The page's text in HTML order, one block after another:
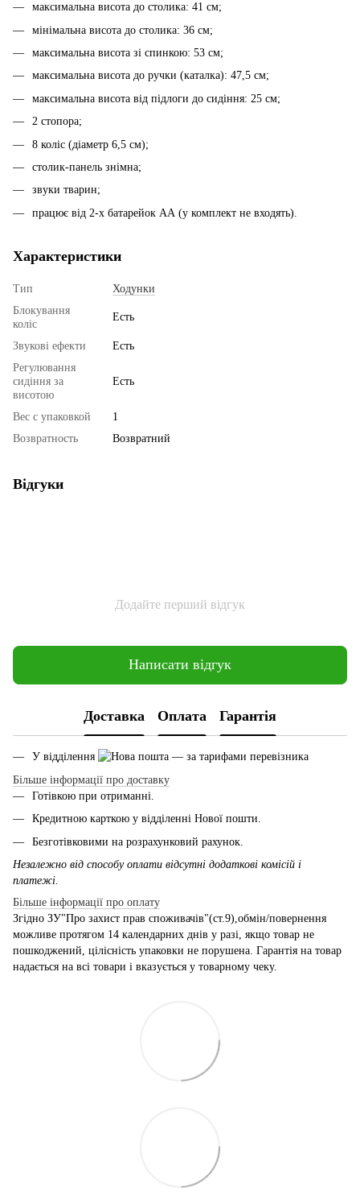
максимальна висота до столика: 41 см;
мінімальна висота до столика: 36 см;
максимальна висота зі спинкою: 53 см;
максимальна висота до ручки (каталка): 47,5 см;
максимальна висота від підлоги до сидіння: 25 см;
2 стопора;
8 коліс (діаметр 6,5 см);
столик-панель знімна;
звуки тварин;
працює від 2-х батарейок АА (у комплект не входять).
Характеристики
Тип
Ходунки
Блокування
коліс
Есть
Звукові ефекти
Есть
Регулювання
сидіння за
висотою
Есть
Вес с упаковкой
1
Возвратность
Возвратний
Відгуки
Додайте перший відгук
Написати відгук
Доставка Оплата Гарантія
У відділення
— за тарифами перевізника
Більше інформації про доставку
Готівкою при отриманні.
Кредитною карткою у відділенні Нової пошти.
Безготівковими на розрахунковий рахунок.
Незалежно від способу оплати відсутні додаткові комісій і
платежі.
Більше інформації про оплату
Згідно ЗУ"Про захист прав споживачів"(ст.9),обмін/повернення
можливе протягом 14 календарних днів у разі, якщо товар не
пошкоджений, цілісність упаковки не порушена. Гарантія на товар
надається на всі товари і вказується у товарному чеку.